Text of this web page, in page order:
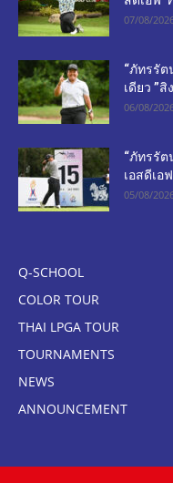
07/08/
“ภัทรรัต
เดียว ”
06/08/
“ภัทรรัต
เอสดีเอ
05/08/
Q-SCHOOL
COLOR TOUR
THAI LPGA TOUR
TOURNAMENTS
NEWS
ANNOUNCEMENT